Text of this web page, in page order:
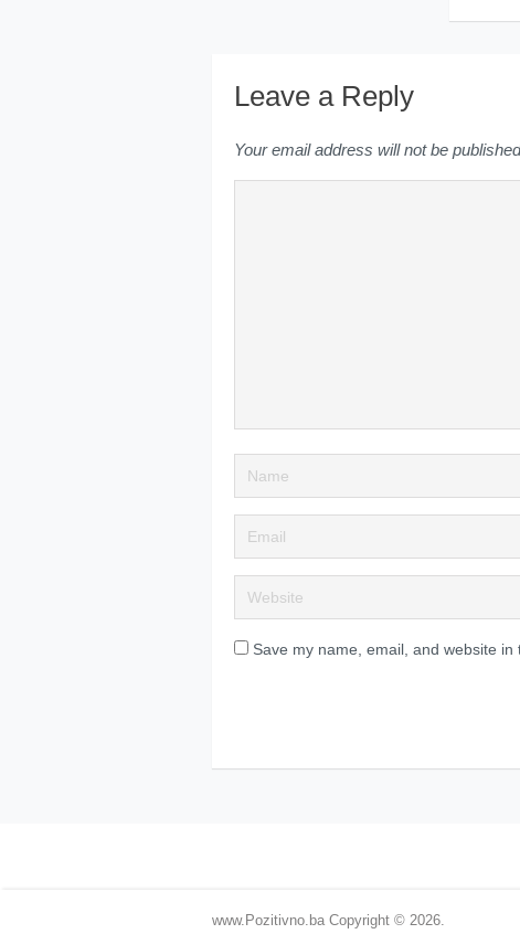
Leave a Reply
Your email address will not be
Save my name, email, and website
www.Pozitivno.ba Copyright © 2026.